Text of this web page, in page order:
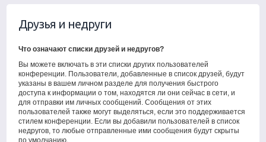
Друзья и недруги
Что означают списки друзей и недругов?
Вы можете включать в эти списки других пользователей
конференции. Пользователи, добавленные в список друзей, будут
указаны в вашем личном разделе для получения быстрого
доступа к информации о том, находятся ли они сейчас в сети, и
для отправки им личных сообщений. Сообщения от этих
пользователей также могут выделяться, если это поддерживается
стилем конференции. Если вы добавили пользователей в список
недругов, то любые отправленные ими сообщения будут скрыты
по умолчанию.